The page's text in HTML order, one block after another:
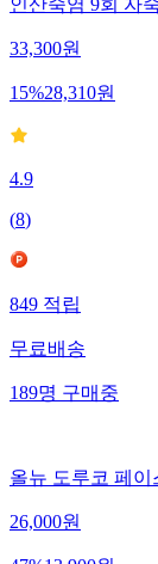
인산죽염 9회 자
33,300원
15%28,310원
4.9
(8)
849적립
무료배송
189명구매중
올뉴 도루코 페이
26,000원